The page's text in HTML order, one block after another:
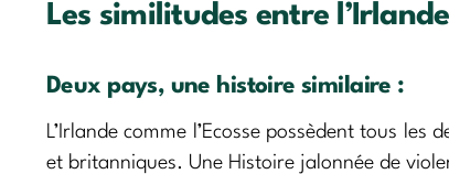
Les similitudes entre l’Irlande
Deux pays, une histoire similaire :
L’Irlande comme l’Ecosse possèdent tous
et britanniques. Une Histoire jalonnée de